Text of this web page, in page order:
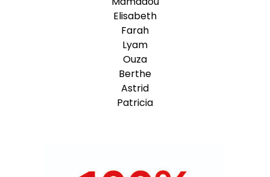
Elisabeth
Farah
Lyam
Ouza
Berthe
Astrid
Patricia